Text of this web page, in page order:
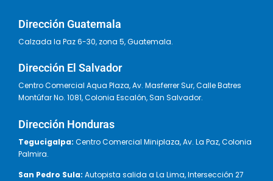
Dirección Guatemala
Calzada la Paz 6-30, zona 5, Guatemala.
Dirección El Salvador
Centro Comercial Aqua Plaza, Av. Masferrer Sur, Calle Batres
Montúfar No. 1081, Colonia Escalón, San Salvador.
Dirección Honduras
Tegucigalpa: Centro Comercial Miniplaza, Av. La Paz, Colonia
Palmira.
San Pedro Sula: Autopista salida a La Lima, Intersección 27